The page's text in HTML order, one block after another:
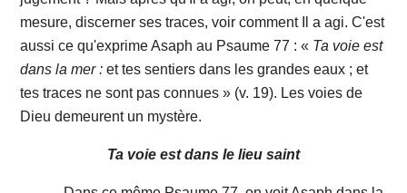
mesure, discerner ses traces, voir comment Il a agi. C'est
aussi ce qu'exprime Asaph au Psaume 77 : « Ta voie est
dans la mer : et tes sentiers dans les grandes eaux ; et
tes traces ne sont pas connues » (v. 19). Les voies de
Dieu demeurent un mystère.
Ta voie est dans le lieu saint